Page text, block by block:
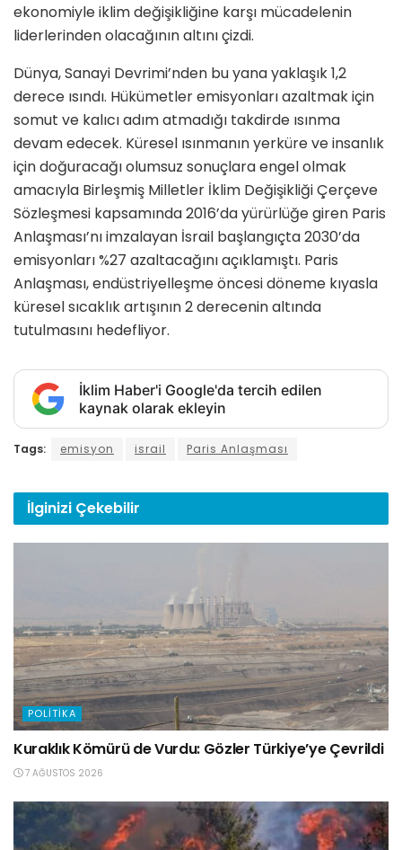
ekonomiyle iklim değişikliğine karşı mücadelenin
liderlerinden olacağının altını çizdi.
Dünya, Sanayi Devrimi’nden bu yana yaklaşık 1,2
derece ısındı. Hükümetler emisyonları azaltmak için
somut ve kalıcı adım atmadığı takdirde ısınma
devam edecek. Küresel ısınmanın yerküre ve insanlık
için doğuracağı olumsuz sonuçlara engel olmak
amacıyla Birleşmiş Milletler İklim Değişikliği Çerçeve
Sözleşmesi kapsamında 2016’da yürürlüğe giren Paris
Anlaşması’nı imzalayan İsrail başlangıçta 2030’da
emisyonları %27 azaltacağını açıklamıştı. Paris
Anlaşması, endüstriyelleşme öncesi döneme kıyasla
küresel sıcaklık artışının 2 derecenin altında
tutulmasını hedefliyor.
İklim Haber'i Google'da tercih edilen
kaynak olarak ekleyin
Tags: emisyon israil Paris Anlaşması
İlginizi Çekebilir
POLITIKA
Kuraklık Kömürü de Vurdu: Gözler Türkiye’ye Çevrildi
7 AĞUSTOS 2026